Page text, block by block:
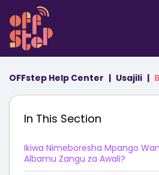
OFFstep Help Center Usajili
In This Section
Ikiwa Nimeboresha Mpango
Albamu Zangu za Awali?